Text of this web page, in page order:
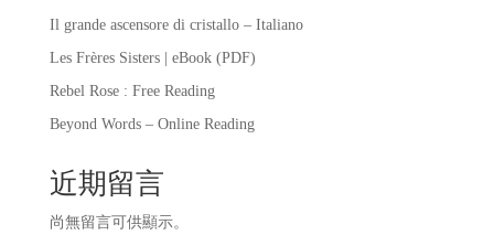
Il grande ascensore di cristallo – Italiano
Les Frères Sisters | eBook (PDF)
Rebel Rose : Free Reading
Beyond Words – Online Reading
近期留言
尚無留言可供顯示。